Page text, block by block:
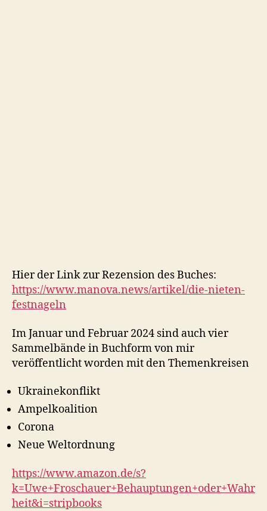
Hier der Link zur Rezension des Buches:
https://www.manova.news/artikel/die-nieten-
festnageln
Im Januar und Februar 2024 sind auch vier
Sammelbände in Buchform von mir
veröffentlicht worden mit den Themenkreisen
Ukrainekonflikt
Ampelkoalition
Corona
Neue Weltordnung
https://www.amazon.de/s?
k=Uwe+Froschauer+Behauptungen+oder+Wahr
heit&i=stripbooks